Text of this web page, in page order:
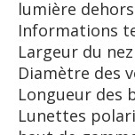
lumière
Informations
Largeur du
Diamètre des
Longueur des
Lunettes